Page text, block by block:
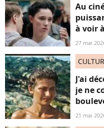
Au
à voir
27 mai
J'ai
je ne
21 mai